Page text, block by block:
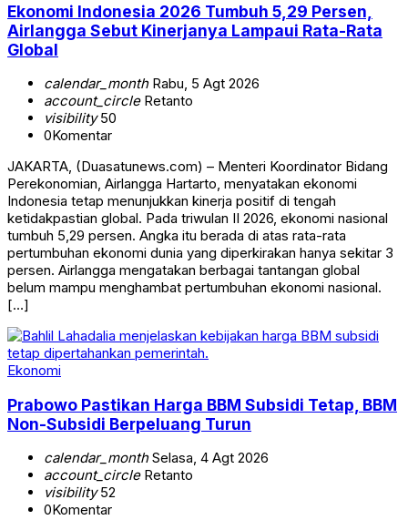
Ekonomi Indonesia 2026 Tumbuh 5,29 Persen,
Airlangga Sebut Kinerjanya Lampaui Rata-Rata
Global
calendar_monthRabu, 5 Agt 2026
account_circleRetanto
visibility50
0Komentar
JAKARTA, (Duasatunews.com) – Menteri Koordinator Bidang
Perekonomian, Airlangga Hartarto, menyatakan ekonomi
Indonesia tetap menunjukkan kinerja positif di tengah
ketidakpastian global. Pada triwulan II 2026, ekonomi nasional
tumbuh 5,29 persen. Angka itu berada di atas rata-rata
pertumbuhan ekonomi dunia yang diperkirakan hanya sekitar 3
persen. Airlangga mengatakan berbagai tantangan global
belum mampu menghambat pertumbuhan ekonomi nasional.
[…]
Ekonomi
Prabowo Pastikan Harga BBM Subsidi Tetap, BBM
Non-Subsidi Berpeluang Turun
calendar_monthSelasa, 4 Agt 2026
account_circleRetanto
visibility52
0Komentar